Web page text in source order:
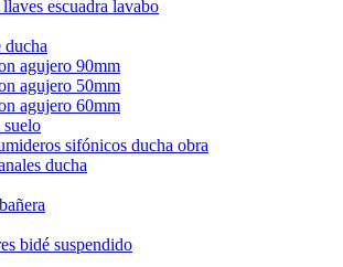
escuadra lavabo
ducha
agujero 90mm
agujero 50mm
agujero 60mm
suelo
sifónicos ducha obra
ducha
bidé suspendido